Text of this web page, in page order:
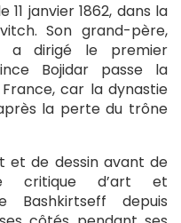
janvier 1862, dans la
Son grand-père,
a dirigé le premier
Bojidar passe la
car la dynastie
la perte du trône
et de dessin avant de
critique d’art et
Bashkirtseff depuis